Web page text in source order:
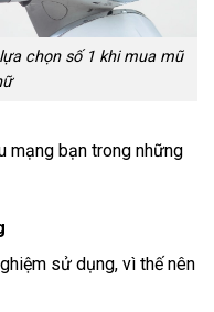
chọn số 1 khi mua mũ
mạng bạn trong những
sử dụng, vì thế nên